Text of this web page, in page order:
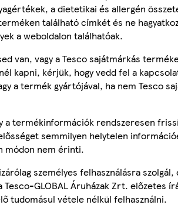
a dietetikai és allergén
található címkét és ne
a weboldalon találhatóak.
van, vagy a Tesco sajátmárkás
kapni, kérjük, hogy vedd fel a
a termék gyártójával, ha nem Tesco
a termékinformációk rendszeresen
semmilyen helytelen
módon nem érinti.
személyes felhasználásra
GLOBAL Áruházak Zrt. előzetes
tudomásul vétele nélkül felhasználni.